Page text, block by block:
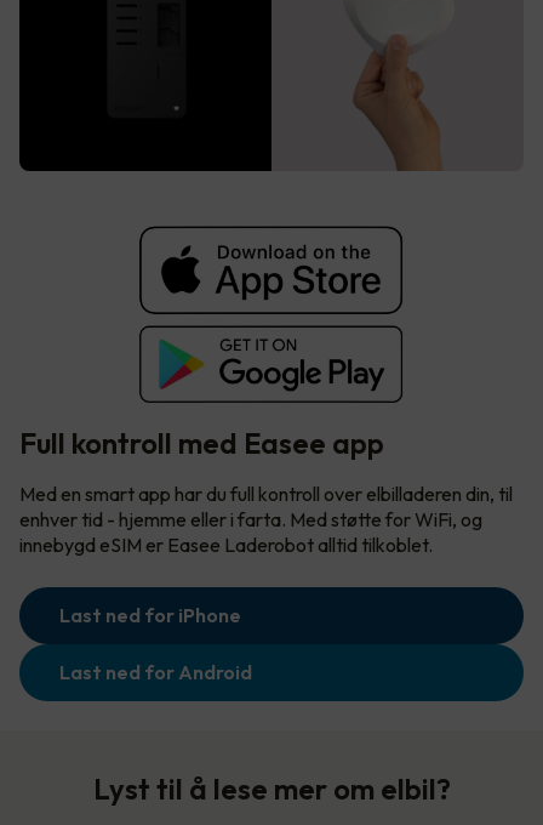
Full kontroll med Easee app
Med en smart app har du full kontroll over elbilladeren din, til
enhver tid - hjemme eller i farta. Med støtte for WiFi, og
innebygd eSIM er Easee Laderobot alltid tilkoblet.
Last ned for iPhone
Last ned for Android
Lyst til å lese mer om elbil?